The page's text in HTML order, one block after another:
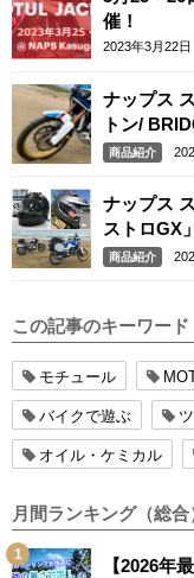
催！
2023年3月22日
ナップス
トン/
ーA41」「
商品紹介
ナップス
ストロGX
ADV」
商品紹介
この記事のキーワード
モチュール
バイクで遊ぶ
オイル・ケミカル
月間ランキング（総合
【2026年